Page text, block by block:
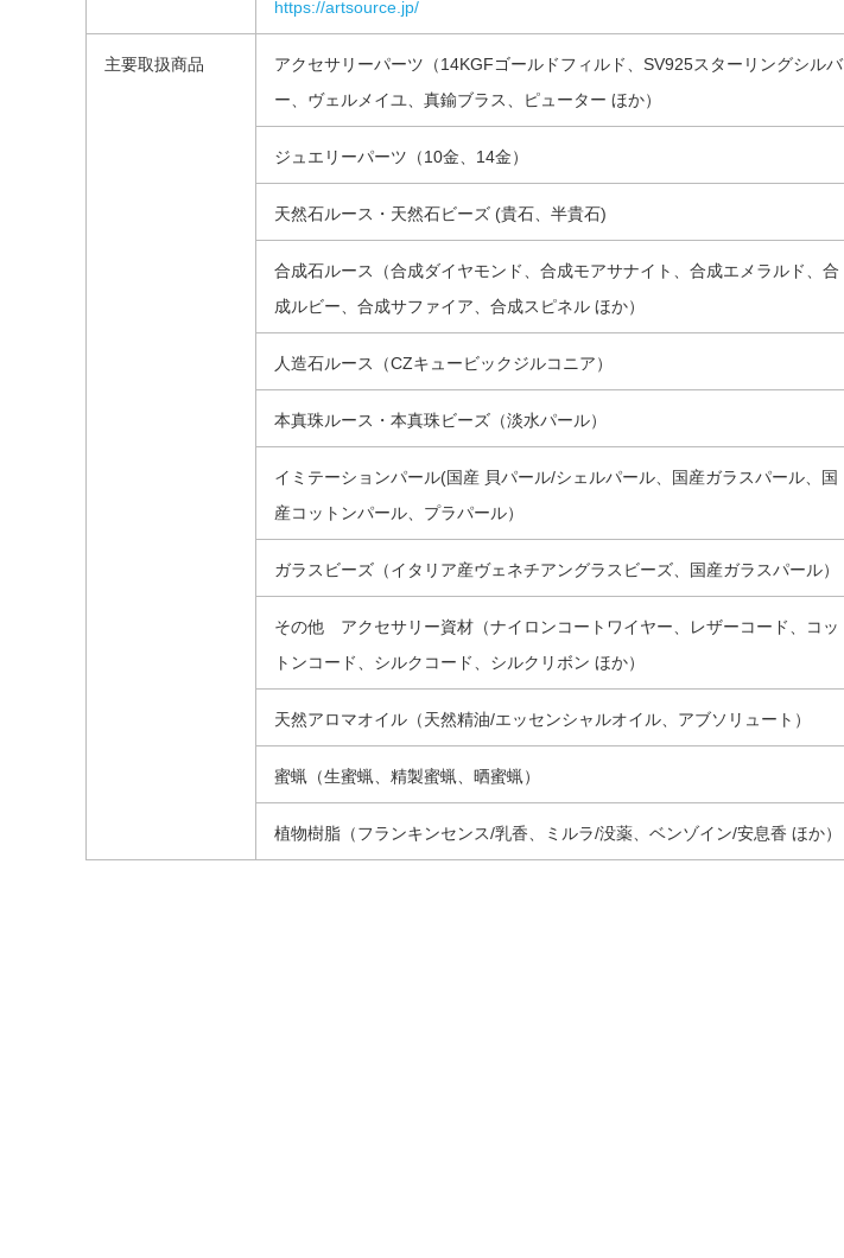
https://artsource.jp/
主要取扱商品
アクセサリーパーツ（14KGFゴールドフィルド、SV925スターリングシルバ
ー、ヴェルメイユ、真鍮ブラス、ピューター ほか）
ジュエリーパーツ（10金、14金）
天然石ルース・天然石ビーズ (貴石、半貴石)
合成石ルース（合成ダイヤモンド、合成モアサナイト、合成エメラルド、合
成ルビー、合成サファイア、合成スピネル ほか）
人造石ルース（CZキュービックジルコニア）
本真珠ルース・本真珠ビーズ（淡水パール）
イミテーションパール(国産 貝パール/シェルパール、国産ガラスパール、国
産コットンパール、プラパール）
ガラスビーズ（イタリア産ヴェネチアングラスビーズ、国産ガラスパール）
その他 アクセサリー資材（ナイロンコートワイヤー、レザーコード、コッ
トンコード、シルクコード、シルクリボン ほか）
天然アロマオイル（天然精油/エッセンシャルオイル、アブソリュート）
蜜蝋（生蜜蝋、精製蜜蝋、晒蜜蝋）
植物樹脂（フランキンセンス/乳香、ミルラ/没薬、ベンゾイン/安息香 ほか）